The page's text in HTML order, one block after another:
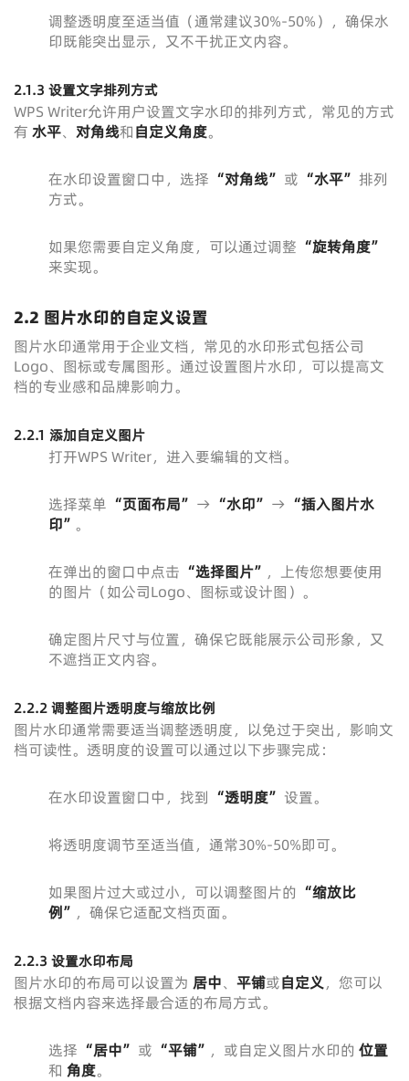
调整透明度至适当值（通常建议30%-50%），确保水
印既能突出显示，又不干扰正文内容。
2.1.3 设置文字排列方式
WPS Writer允许用户设置文字水印的排列方式，常见的方式
有 水平、 对角线和自定义角度。
在水印设置窗口中，选择 “对角线” 或 “水平” 排列
方式。
如果您需要自定义角度，可以通过调整 “旋转角度”
来实现。
2.2 图片水印的自定义设置
图片水印通常用于企业文档，常见的水印形式包括公司
Logo、图标或专属图形。通过设置图片水印，可以提高文
档的专业感和品牌影响力。
2.2.1 添加自定义图片
打开WPS Writer，进入要编辑的文档。
选择菜单 “页面布局” → “水印” → “插入图片水
印” 。
在弹出的窗口中点击 “选择图片” ，上传您想要使用
的图片（如公司Logo、图标或设计图）。
确定图片尺寸与位置，确保它既能展示公司形象，又
不遮挡正文内容。
2.2.2 调整图片透明度与缩放比例
图片水印通常需要适当调整透明度，以免过于突出，影响文
档可读性。透明度的设置可以通过以下步骤完成：
在水印设置窗口中，找到 “透明度” 设置。
将透明度调节至适当值，通常30%-50%即可。
如果图片过大或过小，可以调整图片的 “缩放比
例” ，确保它适配文档页面。
2.2.3 设置水印布局
图片水印的布局可以设置为 居中、 平铺或自定义，您可以
根据文档内容来选择最合适的布局方式。
选择 “居中” 或 “平铺” ，或自定义图片水印的 位置
和 角度。